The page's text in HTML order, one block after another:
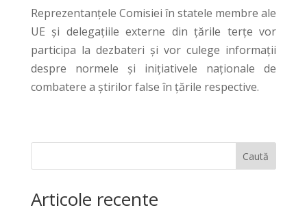
Reprezentanțele Comisiei în statele membre ale
UE și delegațiile externe din țările terțe vor
participa la dezbateri și vor culege informații
despre normele și inițiativele naționale de
combatere a știrilor false în țările respective.
Caută
Articole recente